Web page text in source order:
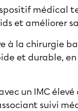
médical
et améliorer
à la chirurgie
et durable,
un IMC
suivi